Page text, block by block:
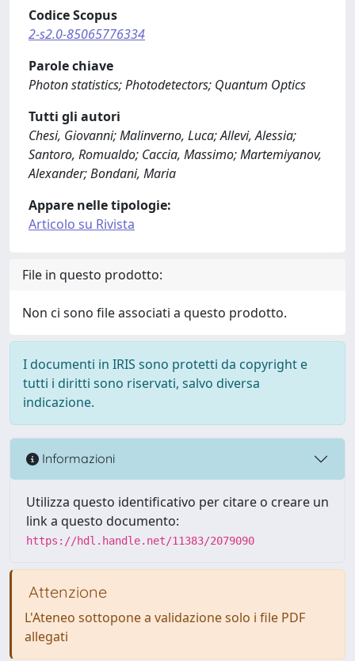
Codice Scopus
2-s2.0-85065776334
Parole chiave
Photon statistics; Photodetectors; Quantum Optics
Tutti gli autori
Chesi, Giovanni; Malinverno, Luca; Allevi, Alessia;
Santoro, Romualdo; Caccia, Massimo; Martemiyanov,
Alexander; Bondani, Maria
Appare nelle tipologie:
Articolo su Rivista
File in questo prodotto:
Non ci sono file associati a questo prodotto.
I documenti in IRIS sono protetti da copyright e
tutti i diritti sono riservati, salvo diversa
indicazione.
Informazioni
Utilizza questo identificativo per citare o creare un
link a questo documento:
https://hdl.handle.net/11383/2079090
Attenzione
L'Ateneo sottopone a validazione solo i file PDF
allegati